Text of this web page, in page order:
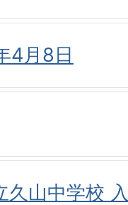
4月8日
久山中学校